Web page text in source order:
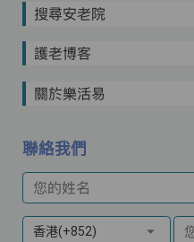
搜尋安老院
護老博客
關於樂活易
聯絡我們
您的姓名
香港(+852)